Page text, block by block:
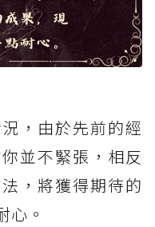
，由於先前的經
並不緊張，相反
，將獲得期待的
心。